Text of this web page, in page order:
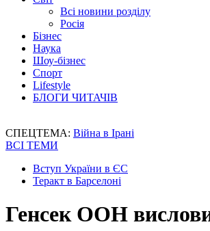
Всі новини розділу
Росія
Бізнес
Наука
Шоу-бізнес
Спорт
Lifestyle
БЛОГИ ЧИТАЧІВ
СПЕЦТЕМА: Війна в Ірані
ВСІ ТЕМИ
Вступ України в ЄС
Теракт в Барселоні
Генсек ООН